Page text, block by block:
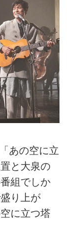
あの空に立
と大泉の
組でしか
り上が
に立つ塔